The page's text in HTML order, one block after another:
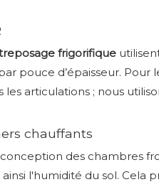
frigorifique
pouce d’épaisseur. Pour
articulations ; nous
chauffants
des chambres
l'humidité du sol. Cela